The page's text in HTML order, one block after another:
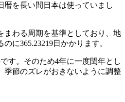
暦を長い間日本は使っていまし
まわる周期を基準としており、地
に365.23219日かかります。
す。そのため4年に一度閏年とし
季節のズレがおきないように調整